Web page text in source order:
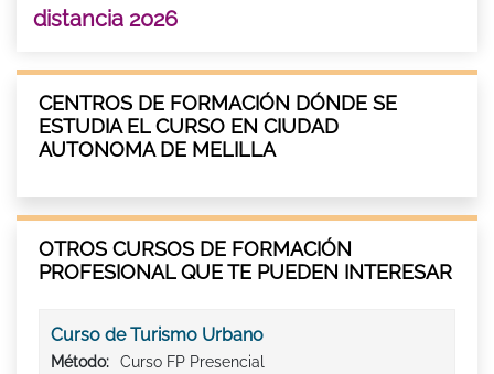
distancia 2026
CENTROS DE FORMACIÓN DÓNDE SE
ESTUDIA EL CURSO EN CIUDAD
AUTONOMA DE MELILLA
OTROS CURSOS DE FORMACIÓN
PROFESIONAL QUE TE PUEDEN INTERESAR
Curso de Turismo Urbano
Método:
Curso FP Presencial